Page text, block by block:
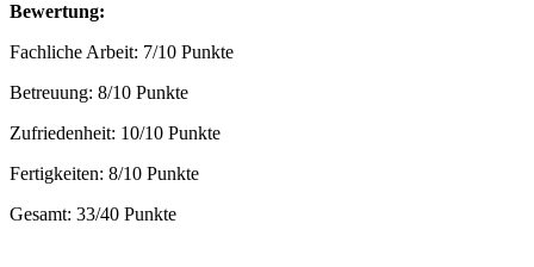
Bewertung:
Fachliche Arbeit: 7/10 Punkte
Betreuung: 8/10 Punkte
Zufriedenheit: 10/10 Punkte
Fertigkeiten: 8/10 Punkte
Gesamt: 33/40 Punkte